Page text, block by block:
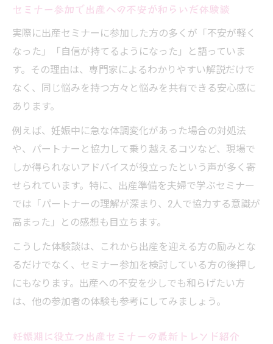
セミナー参加で出産への不安が和らいだ体験談
実際に出産セミナーに参加した方の多くが「不安が軽く
なった」「自信が持てるようになった」と語っていま
す。その理由は、専門家によるわかりやすい解説だけで
なく、同じ悩みを持つ方々と悩みを共有できる安心感に
あります。
例えば、妊娠中に急な体調変化があった場合の対処法
や、パートナーと協力して乗り越えるコツなど、現場で
しか得られないアドバイスが役立ったという声が多く寄
せられています。特に、出産準備を夫婦で学ぶセミナー
では「パートナーの理解が深まり、2人で協力する意識が
高まった」との感想も目立ちます。
こうした体験談は、これから出産を迎える方の励みとな
るだけでなく、セミナー参加を検討している方の後押し
にもなります。出産への不安を少しでも和らげたい方
は、他の参加者の体験も参考にしてみましょう。
妊娠期に役立つ出産セミナーの最新トレンド紹介